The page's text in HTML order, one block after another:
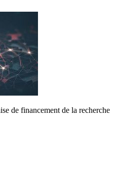
de financement de la recherche